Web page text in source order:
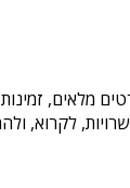
מלאים,
לקרוא,